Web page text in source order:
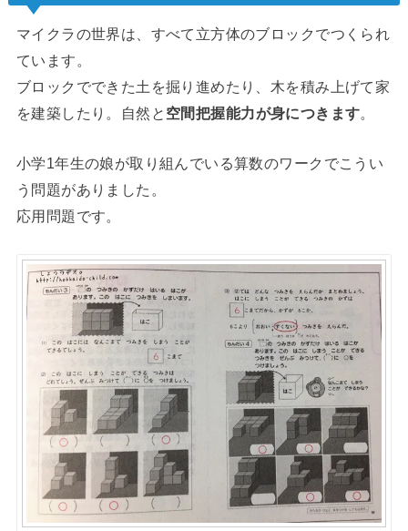
マイクラの世界は、すべて立方体のブロックでつくられ
ています。
ブロックでできた土を掘り進めたり、木を積み上げて家
を建築したり。自然と 空間把握能力が身につきます。
小学1年生の娘が取り組んでいる算数のワークでこうい
う問題がありました。
応用問題です。